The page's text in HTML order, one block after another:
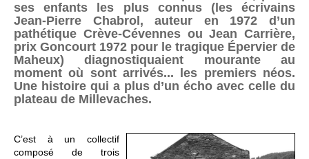
ses enfants les plus connus (les écrivains
Jean-Pierre Chabrol, auteur en 1972 d’un
pathétique Crève-Cévennes ou Jean Carrière,
prix Goncourt 1972 pour le tragique Épervier de
Maheux) diagnostiquaient mourante au
moment où sont arrivés... les premiers néos.
Une histoire qui a plus d’un écho avec celle du
plateau de Millevaches.
C’est à un collectif
composé de trois